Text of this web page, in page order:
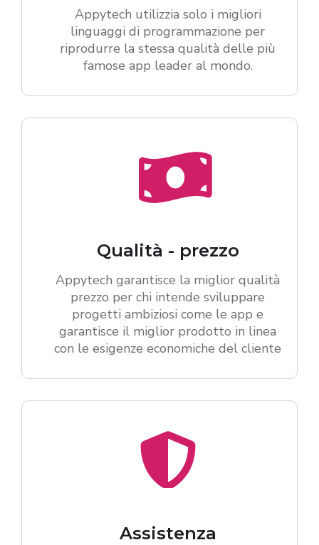
Appytech utilizzia solo i migliori
linguaggi di programmazione per
riprodurre la stessa qualità delle più
famose app leader al mondo.
Qualità - prezzo
Appytech garantisce la miglior qualità
prezzo per chi intende sviluppare
progetti ambiziosi come le app e
garantisce il miglior prodotto in linea
con le esigenze economiche del cliente
Assistenza